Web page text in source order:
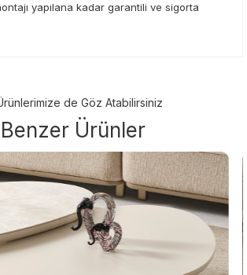
yapılana kadar garantili ve sigorta
de Göz Atabilirsiniz
Benzer Ürünler